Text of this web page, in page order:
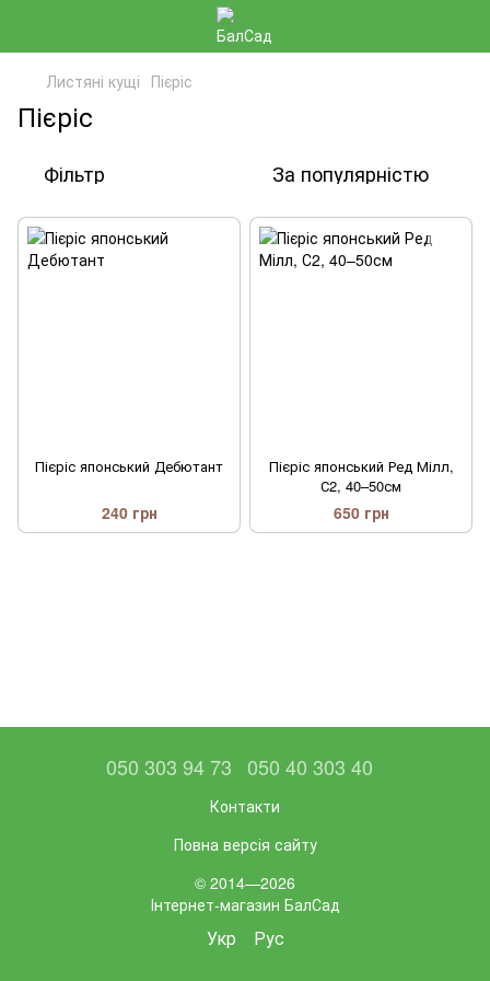
Листяні кущі Пієріс
Пієріс
Фільтр За популярністю
Пієріс японський Дебютант
240 грн
Пієріс японський Ред Мілл,
С2, 40–50см
650 грн
050 303 94 73 050 40 303 40
Контакти
Повна версія сайту
© 2014—2026
Інтернет-магазин БалСад
Укр Рус